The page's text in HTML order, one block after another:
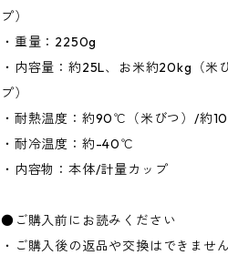
プ）
・重量：2250g
・内容量：約25L、お米約20kg（米
プ）
・耐熱温度：約90℃（米びつ）/約
・耐冷温度：約-40℃
・内容物：本体/計量カップ
●ご購入前にお読みください
・ご購入後の返品や交換はできません